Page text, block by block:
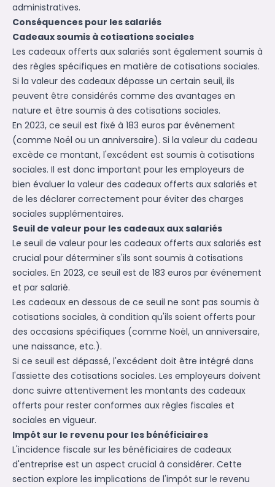
administratives.
Conséquences pour les salariés
Cadeaux soumis à cotisations sociales
Les cadeaux offerts aux salariés sont également soumis à
des règles spécifiques en matière de cotisations sociales.
Si la valeur des cadeaux dépasse un certain seuil, ils
peuvent être considérés comme des avantages en
nature et être soumis à des cotisations sociales.
En 2023, ce seuil est fixé à 183 euros par événement
(comme Noël ou un anniversaire). Si la valeur du cadeau
excède ce montant, l'excédent est soumis à cotisations
sociales. Il est donc important pour les employeurs de
bien évaluer la valeur des cadeaux offerts aux salariés et
de les déclarer correctement pour éviter des charges
sociales supplémentaires.
Seuil de valeur pour les cadeaux aux salariés
Le seuil de valeur pour les cadeaux offerts aux salariés est
crucial pour déterminer s'ils sont soumis à cotisations
sociales. En 2023, ce seuil est de 183 euros par événement
et par salarié.
Les cadeaux en dessous de ce seuil ne sont pas soumis à
cotisations sociales, à condition qu'ils soient offerts pour
des occasions spécifiques (comme Noël, un anniversaire,
une naissance, etc.).
Si ce seuil est dépassé, l'excédent doit être intégré dans
l'assiette des cotisations sociales. Les employeurs doivent
donc suivre attentivement les montants des cadeaux
offerts pour rester conformes aux règles fiscales et
sociales en vigueur.
Impôt sur le revenu pour les bénéficiaires
L'incidence fiscale sur les bénéficiaires de cadeaux
d'entreprise est un aspect crucial à considérer. Cette
section explore les implications de l'impôt sur le revenu